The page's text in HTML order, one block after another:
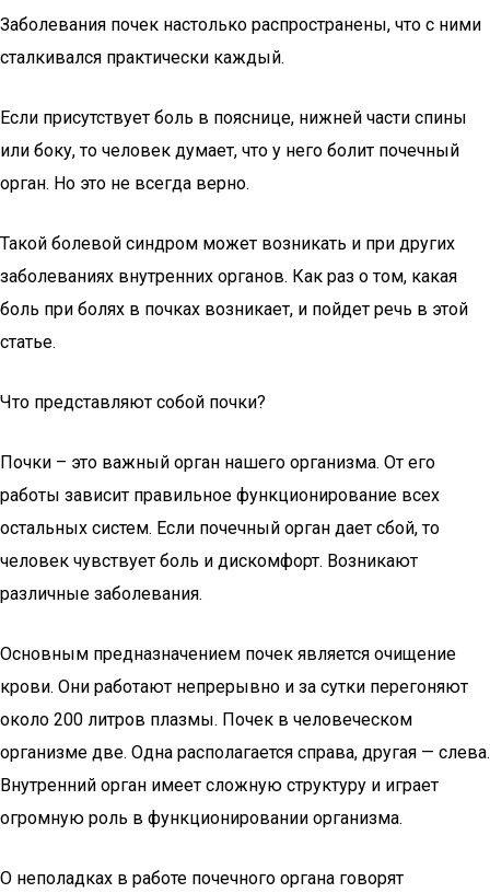
Заболевания почек настолько распространены, что с ними
сталкивался практически каждый.
Если присутствует боль в пояснице, нижней части спины
или боку, то человек думает, что у него болит почечный
орган. Но это не всегда верно.
Такой болевой синдром может возникать и при других
заболеваниях внутренних органов. Как раз о том, какая
боль при болях в почках возникает, и пойдет речь в этой
статье.
Что представляют собой почки?
Почки – это важный орган нашего организма. От его
работы зависит правильное функционирование всех
остальных систем. Если почечный орган дает сбой, то
человек чувствует боль и дискомфорт. Возникают
различные заболевания.
Основным предназначением почек является очищение
крови. Они работают непрерывно и за сутки перегоняют
около 200 литров плазмы. Почек в человеческом
организме две. Одна располагается справа, другая — слева.
Внутренний орган имеет сложную структуру и играет
огромную роль в функционировании организма.
О неполадках в работе почечного органа говорят